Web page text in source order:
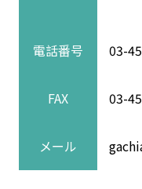
電話番号 03-
FAX 03-
メール